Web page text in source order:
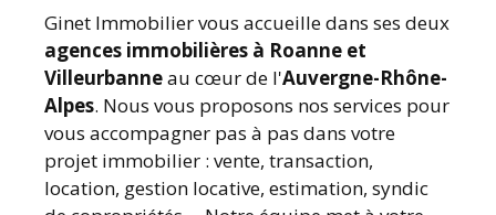
Ginet Immobilier vous accueille dans ses deux
agences immobilières à Roanne et
Villeurbanneau cœur de l'Auvergne-Rhône-
Alpes. Nous vous proposons nos services pour
vous accompagner pas à pas dans votre
projet immobilier : vente, transaction,
location, gestion locative, estimation, syndic